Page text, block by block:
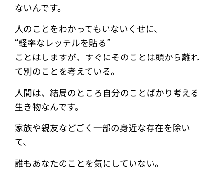
ないんです。
人のことをわかってもいないくせに、
“軽率なレッテルを貼る”
ことはしますが、すぐにそのことは頭から離れ
て別のことを考えている。
人間は、結局のところ自分のことばかり考える
生き物なんです。
家族や親友などごく一部の身近な存在を除い
て、
誰もあなたのことを気にしていない。